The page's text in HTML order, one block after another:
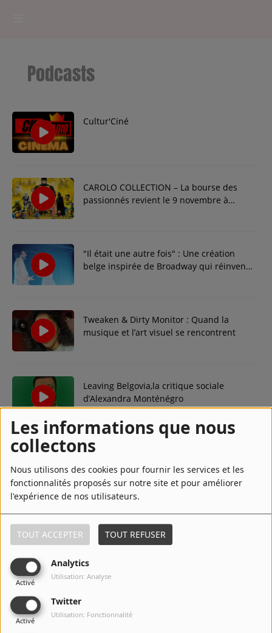
Les informations que nous
collectons
Nous utilisons des cookies pour fournir les services et les
fonctionnalités proposés sur notre site et pour améliorer
l'expérience de nos utilisateurs.
TOUT ACCEPTER TOUT REFUSER
Analytics
Activé
Utilisation: Analyse
Twitter
Activé
Utilisation: Fonctionnalité
RADIOPLAYER
CK RADIO Line-up
PODCASTS
CONCOURS
Contact
Contact
Régie Publicitaire
Fréquences
Recherche d'un titre
SE CONNECTER
Podcasts
Cultur'Ciné
CAROLO COLLECTION – La bourse des
passionnés revient le 9 novembre à
"Il était une autre fois" : Une création
belge inspirée de Broadway qui réinvente
Tweaken & Dirty Monitor : Quand la
musique et l’art visuel se rencontrent
Leaving Belgovia,la critique sociale
d’Alexandra Monténégro
RFI : Les journaux Monde
CK RADIO Charleking
Vanessa Guide, reine incontestée de la